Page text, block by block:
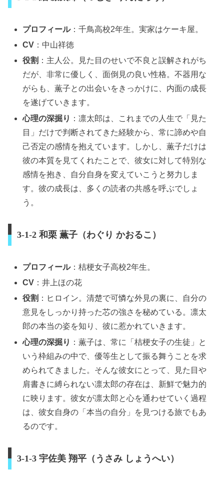
プロフィール：千鳥高校2年生。実家はケーキ屋。
CV ：中山祥徳
役割 ：主人公。見た目のせいで不良と誤解されがち
だが、非常に優しく、面倒見の良い性格。不器用な
がらも、薫子との出会いをきっかけに、内面の成長
を遂げていきます。
心理の深掘り ：凛太郎は、これまでの人生で「見た
目」だけで判断されてきた経験から、常に諦めや自
己否定の感情を抱えています。しかし、薫子だけは
彼の本質を見てくれたことで、彼女に対して特別な
感情を抱き、自分自身を変えていこうと努力しま
す。彼の成長は、多くの読者の共感を呼ぶでしょ
う。
3-1-2 和栗 薫子（わぐり かおるこ）
プロフィール：桔梗女子高校2年生。
CV ：井上ほの花
役割 ：ヒロイン。清楚で可憐な外見の裏に、自分の
意見をしっかり持った芯の強さを秘めている。凛太
郎の本当の姿を知り、彼に惹かれていきます。
心理の深掘り ：薫子は、常に「桔梗女子の生徒」と
いう枠組みの中で、優等生として振る舞うことを求
められてきました。そんな彼女にとって、見た目や
肩書きに縛られない凛太郎の存在は、新鮮で魅力的
に映ります。彼女が凛太郎と心を通わせていく過程
は、彼女自身の「本当の自分」を見つける旅でもあ
るのです。
3-1-3 宇佐美 翔平（うさみ しょうへい）